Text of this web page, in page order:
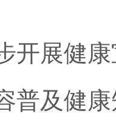
展健康
普及健